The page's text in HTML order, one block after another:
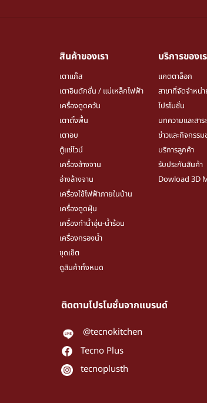
สินค้าของเรา
เตาแก๊ส
เตาอินดักชั่น / แม่เหล็กไฟฟ้า
เครื่องดูดควัน
เตาตั้งพื้น
เตาอบ
ตู้แช่ไวน์
เครื่องล้างจาน
อ่างล้างจาน
เครื่องใช้ไฟฟ้าภายในบ้าน
เครื่องดูดฝุ่น
เครื่องทำน้ำอุ่น-น้ำร้อน
เครื่องกรองน้ำ
ชุดเช็ต
ดูสินค้าทั้งหมด
บริการของเ
แคตตาล็อก
สาขาที่จัดจำหน่
โปรโมชั่น
บทความและสาร
ข่าวและกิจกรร
บริการลูกค้า
รับประกันสินค้า
Dowload 3D
ติดตามโปรโมชั่นจากแบรนด์
@tecnokitchen
Tecno Plus
tecnoplusth